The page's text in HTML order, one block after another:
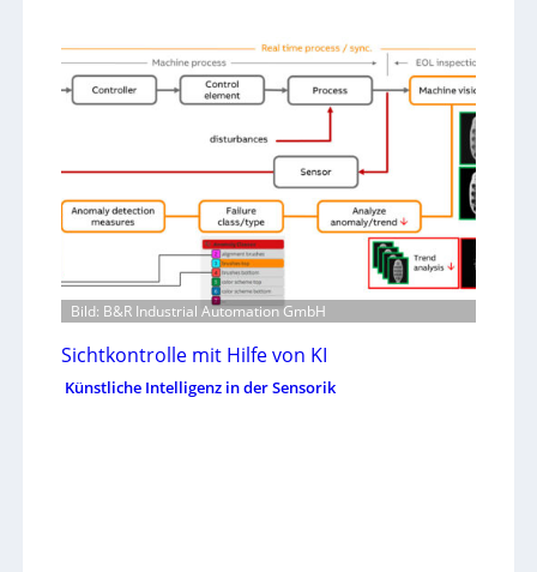
Bild: B&R Industrial Automation GmbH
Sichtkontrolle mit Hilfe von KI
Künstliche Intelligenz in der Sensorik